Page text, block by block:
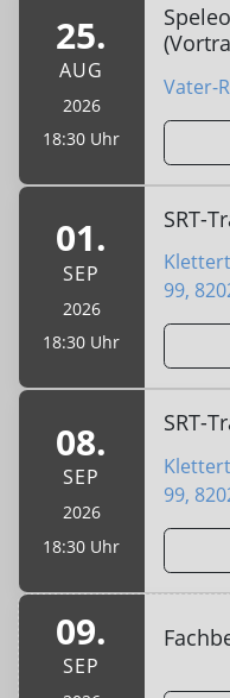
25.
AUG
2026
18:30 Uhr
Vater-
01.
SEP
2026
18:30 Uhr
SRT-
99,
08.
SEP
2026
18:30 Uhr
SRT-
99,
09.
SEP